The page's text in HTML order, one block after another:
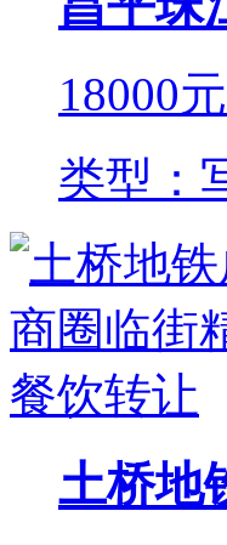
18000
类型：
土桥地